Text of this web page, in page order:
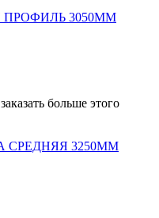
ПРОФИЛЬ 3050ММ
больше этого
СРЕДНЯЯ 3250ММ